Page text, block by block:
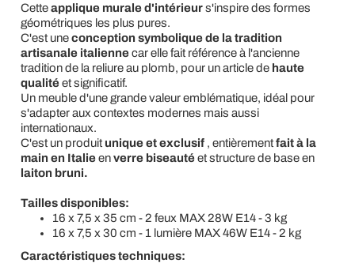
Cetteapplique murale d'intérieurs'inspire des formes
géométriques les plus pures.
C'est uneconception symbolique de la tradition
artisanale italiennecar elle fait référence à l'ancienne
tradition de la reliure au plomb, pour un article de haute
qualitéet significatif.
Un meuble d'une grande valeur emblématique, idéal pour
s'adapter aux contextes modernes mais aussi
internationaux.
C'est un produit unique et exclusif, entièrementfait à la
main en Italieenverre biseautéet structure de base en
laiton bruni.
Tailles disponibles:
16 x 7,5 x 35 cm - 2 feux MAX 28W E14 - 3 kg
16 x 7,5 x 30 cm - 1 lumière MAX 46W E14 - 2 kg
Caractéristiques techniques: